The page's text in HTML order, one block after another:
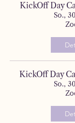
KickOff Day
So.,
KickOff Day
So.,